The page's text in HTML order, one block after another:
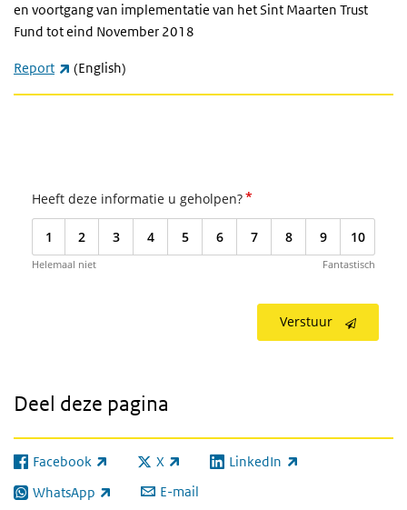
en voortgang van implementatie van het Sint Maarten Trust
Fund tot eind November 2018
Report (externe link)
(English)
Heeft deze informatie u geholpen?*
1 2 3 4 5 6 7 8 9 10
Helemaal niet Fantastisch
Verstuur
Deel deze pagina
Facebook
(externe link) X
(externe link) LinkedIn
(externe link)
WhatsApp
(externe link) E-mail